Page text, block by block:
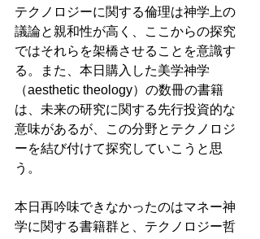
テクノロジーに関する倫理は神学上の
議論と親和性が高く、ここからの探究
ではそれらを架橋させることを意識す
る。また、本日購入した美学神学
（aesthetic theology）の数冊の書籍
は、未来の研究に関する先行投資的な
意味があるが、この分野とテクノロジ
ーを結び付けて探究していこうと思
う。
本日再吟味できなかったのはマネー神
学に関する書籍群と、テクノロジー哲